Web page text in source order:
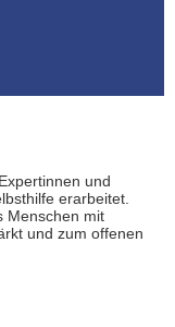
und
erarbeitet.
Menschen mit
und zum offenen